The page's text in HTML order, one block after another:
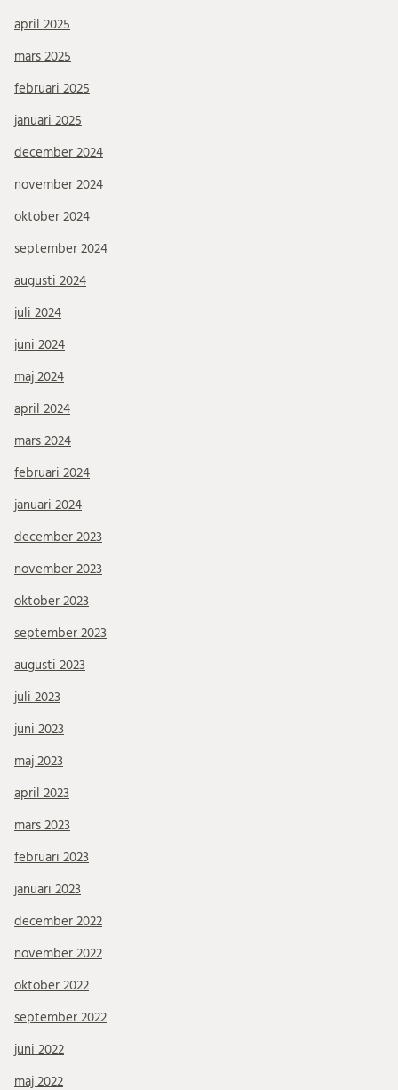
april 2025
mars 2025
februari 2025
januari 2025
december 2024
november 2024
oktober 2024
september 2024
augusti 2024
juli 2024
juni 2024
maj 2024
april 2024
mars 2024
februari 2024
januari 2024
december 2023
november 2023
oktober 2023
september 2023
augusti 2023
juli 2023
juni 2023
maj 2023
april 2023
mars 2023
februari 2023
januari 2023
december 2022
november 2022
oktober 2022
september 2022
juni 2022
maj 2022